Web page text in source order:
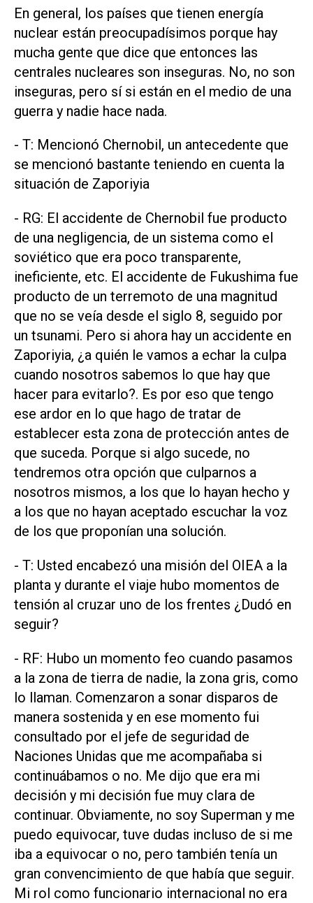
En general, los países que tienen energía
nuclear están preocupadísimos porque hay
mucha gente que dice que entonces las
centrales nucleares son inseguras. No, no son
inseguras, pero sí si están en el medio de una
guerra y nadie hace nada.
- T: Mencionó Chernobil, un antecedente que
se mencionó bastante teniendo en cuenta la
situación de Zaporiyia
- RG: El accidente de Chernobil fue producto
de una negligencia, de un sistema como el
soviético que era poco transparente,
ineficiente, etc. El accidente de Fukushima fue
producto de un terremoto de una magnitud
que no se veía desde el siglo 8, seguido por
un tsunami. Pero si ahora hay un accidente en
Zaporiyia, ¿a quién le vamos a echar la culpa
cuando nosotros sabemos lo que hay que
hacer para evitarlo?. Es por eso que tengo
ese ardor en lo que hago de tratar de
establecer esta zona de protección antes de
que suceda. Porque si algo sucede, no
tendremos otra opción que culparnos a
nosotros mismos, a los que lo hayan hecho y
a los que no hayan aceptado escuchar la voz
de los que proponían una solución.
- T: Usted encabezó una misión del OIEA a la
planta y durante el viaje hubo momentos de
tensión al cruzar uno de los frentes ¿Dudó en
seguir?
- RF: Hubo un momento feo cuando pasamos
a la zona de tierra de nadie, la zona gris, como
lo llaman. Comenzaron a sonar disparos de
manera sostenida y en ese momento fui
consultado por el jefe de seguridad de
Naciones Unidas que me acompañaba si
continuábamos o no. Me dijo que era mi
decisión y mi decisión fue muy clara de
continuar. Obviamente, no soy Superman y me
puedo equivocar, tuve dudas incluso de si me
iba a equivocar o no, pero también tenía un
gran convencimiento de que había que seguir.
Mi rol como funcionario internacional no era